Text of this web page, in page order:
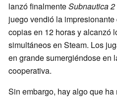
lanzó finalmenteSubnautica 2
juego vendió la
copias en 12 horas y alcanzó
simultáneos en Steam. Los
en grande sumergiéndose en
cooperativa.
Sin embargo, hay algo que